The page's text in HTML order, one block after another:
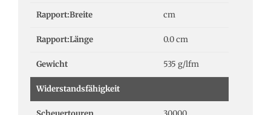
Rapport:Breite cm
Rapport:Länge 0.0 cm
Gewicht 535 g/lfm
Widerstandsfähigkeit